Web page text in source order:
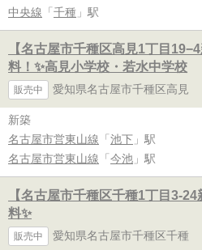
中央線 「 千種 」駅
【名古屋市千種区高見1丁目
料！✨️高見小学校・若水中学校
販売中 愛知県名古屋市千種区高見
新築
名古屋市営東山線 「 池下 」駅
名古屋市営東山線 「 今池 」駅
【名古屋市千種区千種1丁目3-
料✨️
販売中 愛知県名古屋市千種区千種